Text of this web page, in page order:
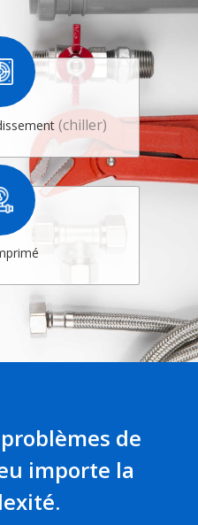
(chiller)
de
importe la